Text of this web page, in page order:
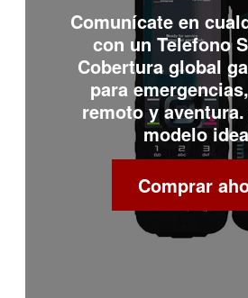
Comunícate en
con un Telefono
Cobertura global
para
remoto y aventura.
modelo
Comprar